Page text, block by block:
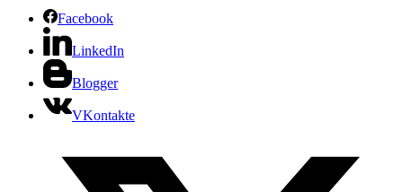
Facebook
LinkedIn
Blogger
VKontakte